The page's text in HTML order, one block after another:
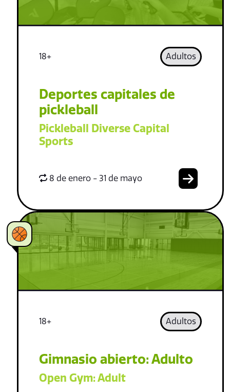
18+ Adultos
Deportes capitales de
pickleball
Pickleball Diverse Capital
Sports
8 de enero - 31 de mayo
18+ Adultos
Gimnasio abierto: Adulto
Open Gym: Adult